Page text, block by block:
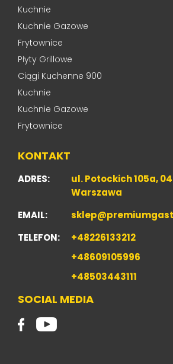
Kuchnie
Kuchnie Gazowe
Frytownice
Płyty Grillowe
Ciągi Kuchenne 900
Kuchnie
Kuchnie Gazowe
Frytownice
KONTAKT
ADRES:
ul. Potockich 105a,
Warszawa
EMAIL:
TELEFON:
+48226133212
+48609105996
+48503443111
SOCIAL MEDIA